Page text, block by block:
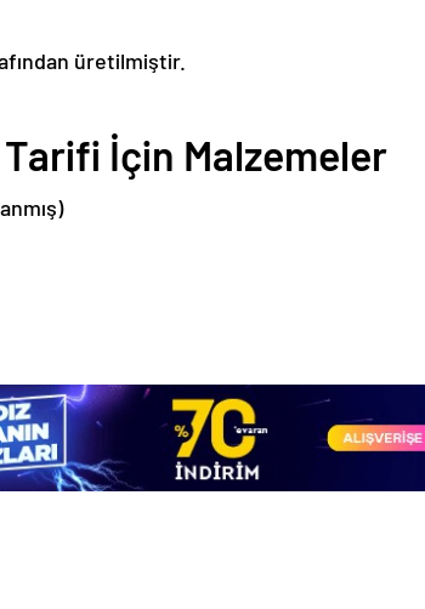
üretilmiştir.
İçin Malzemeler